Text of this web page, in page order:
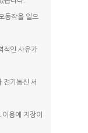
동작을 일으
적인 사유가
전기통신 서
용에 지장이